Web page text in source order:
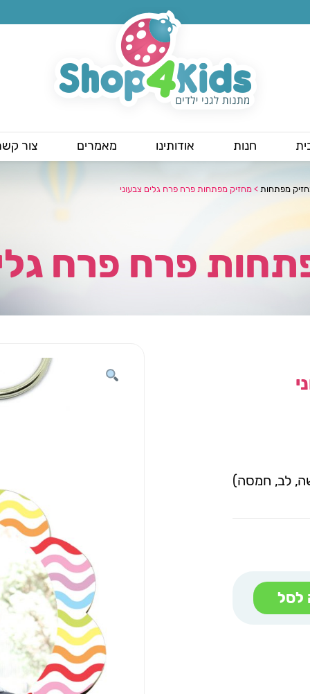
חנות אודותינו מאמרים צור
מפתחות > מחזיק מפתחות פרח פרח גלים צבעוני
פרח פרח
לב, חמסה)
לסל